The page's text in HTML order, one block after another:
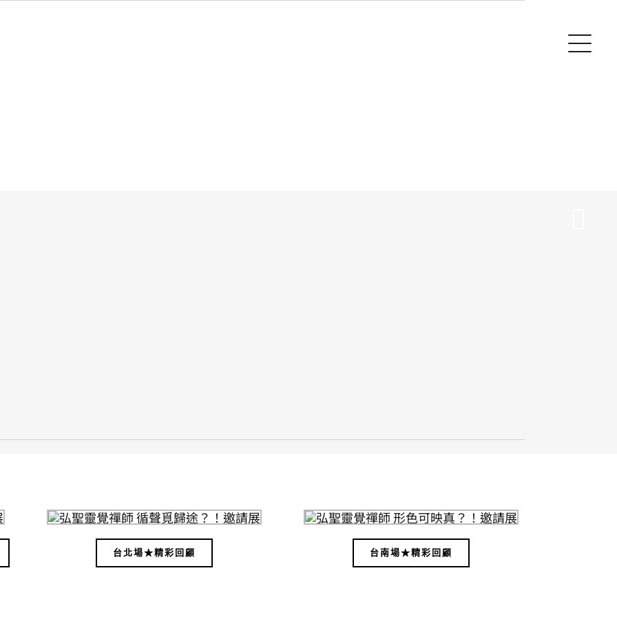
台北場★精彩回顧 台南場★精彩回顧